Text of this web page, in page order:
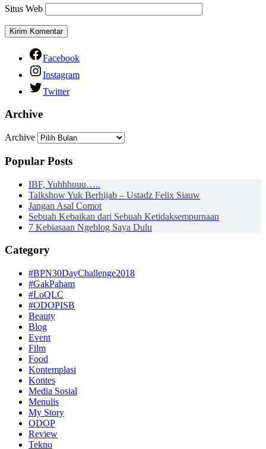
Situs Web
Facebook
Instagram
Twitter
Archive
Archive
Popular Posts
IBF, Yuhhhuuu…..
Talkshow Yuk Berhijab – Ustadz Felix Siauw
Jangan Asal Comot
Sebuah Kebaikan dari Sebuah Ketidaksempurnaan
7 Kebiasaan Ngeblog Saya Dulu
Category
#BPN30DayChallenge2018
#GakPaham
#LoQLC
#ODOPISB
Beauty
Blog
Event
Film
Food
Kontemplasi
Kontes
Media Sosial
Menulis
My Story
ODOP
Review
Tekno